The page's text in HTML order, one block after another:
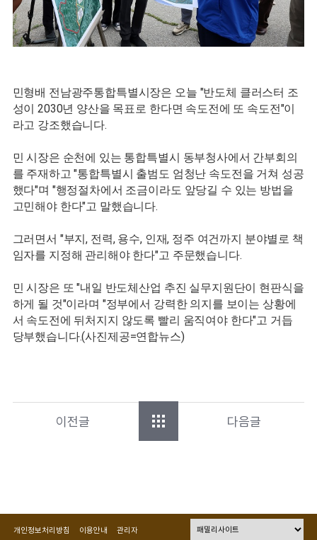
민형배 전남광주통합특별시장은 오늘 "반도체 클러스터 조
성이 2030년 양산을 목표로 한다면 속도전에 또 속도전"이
라고 강조했습니다.
민 시장은 순천에 있는 통합특별시 동부청사에서 간부회의
를 주재하고"통합특별시 출범도 엄청난 속도전을 거쳐 성공
했다"며 "행정절차에서 조금이라도 앞당길 수 있는 방법을
고민해야 한다"고 말했습니다.
그러면서 "부지, 전력, 용수, 인재, 정주 여건까지 분야별로 책
임자를 지정해 관리해야 한다"고 주문했습니다.
민 시장은 또 "내일 반도체산업 추진 실무지원단이 현판식을
하게 될 것"이라며 "정부에서 강력한 의지를 보이는 상황에
서 속도전에 뒤처지지 않도록 빨리 움직여야 한다"고 거듭
당부했습니다.(사진제공=연합뉴스)
이전글 다음글
개인정보처리방침 이용안내 관리자